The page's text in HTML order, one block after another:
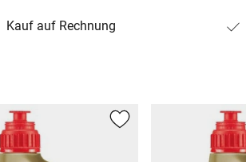
Kauf auf Rechnung